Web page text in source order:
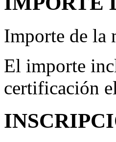
Importe de la
El importe
certificación